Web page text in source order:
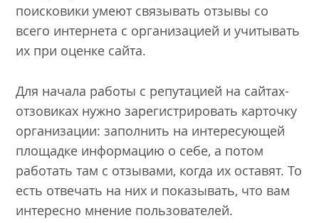
поисковики умеют связывать отзывы со
всего интернета с организацией и учитывать
их при оценке сайта.
Для начала работы с репутацией на сайтах-
отзовиках нужно зарегистрировать карточку
организации: заполнить на интересующей
площадке информацию о себе, а потом
работать там с отзывами, когда их оставят. То
есть отвечать на них и показывать, что вам
интересно мнение пользователей.